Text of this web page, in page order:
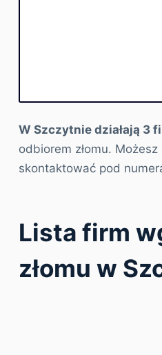
W Szczytnie działają 3
odbiorem złomu. Możesz
skontaktować pod
Lista firm
złomu w